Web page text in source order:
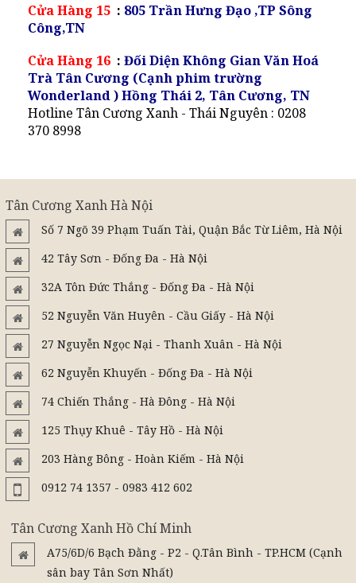
Cửa Hàng 15 : 805 Trần Hưng Đạo ,TP Sông
Công,TN
Cửa Hàng 16 : Đối Diện Không Gian Văn Hoá
Trà Tân Cương (Cạnh phim trường
Wonderland ) Hồng Thái 2, Tân Cương, TN
Hotline Tân Cương Xanh - Thái Nguyên : 0208
370 8998
Tân Cương Xanh Hà Nội
Số 7 Ngõ 39 Phạm Tuấn Tài, Quận Bắc Từ Liêm, Hà Nội
42 Tây Sơn - Đống Đa - Hà Nội
32A Tôn Đức Thắng - Đống Đa - Hà Nội
52 Nguyễn Văn Huyên - Cầu Giấy - Hà Nội
27 Nguyễn Ngọc Nại - Thanh Xuân - Hà Nội
62 Nguyễn Khuyến - Đống Đa - Hà Nội
74 Chiến Thắng - Hà Đông - Hà Nội
125 Thụy Khuê - Tây Hồ - Hà Nội
203 Hàng Bông - Hoàn Kiếm - Hà Nội
0912 74 1357 - 0983 412 602
Tân Cương Xanh Hồ Chí Minh
A75/6D/6 Bạch Đằng - P2 - Q.Tân Bình - TP.HCM (Cạnh
sân bay Tân Sơn Nhất)